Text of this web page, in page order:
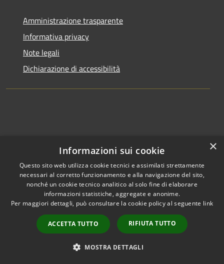
Amministrazione trasparente
Informativa privacy
Note legali
Dichiarazione di accessibilità
RSS
Accessibilità
Copyright © 2026 • Comune di
Clusone • Powered by
Municipium•
Accesso
redazione
×
Informazioni sui cookie
Questo sito web utilizza cookie tecnici e assimilati strettamente
necessari al corretto funzionamento e alla navigazione del sito,
nonché un cookie tecnico analitico al solo fine di elaborare
informazioni statistiche, aggregate e anonime.
Per maggiori dettagli, può consultare la cookie policy al seguente link
ACCETTA TUTTO RIFIUTA TUTTO
MOSTRA DETTAGLI